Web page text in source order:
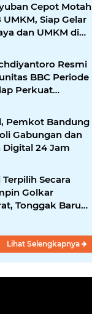
Cepot Motah
Siap Gelar
dan UMKM di
Resmi
BBC Periode
Perkuat
Hadirkan
untuk
Pemkot Bandung
Gabungan dan
Digital 24 Jam
Secara
Golkar
Tonggak Baru
Harmonis
Lihat Selengkapnya